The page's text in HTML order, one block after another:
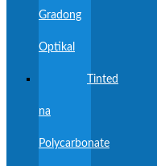
Gradong
Optikal
Tinted
na
Polycarbonate